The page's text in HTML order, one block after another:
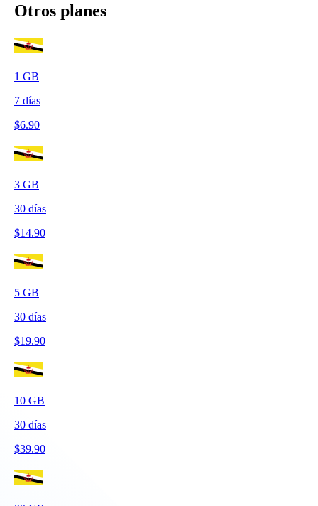
Otros planes
1 GB
7 días
$6.90
3 GB
30 días
$14.90
5 GB
30 días
$19.90
10 GB
30 días
$39.90